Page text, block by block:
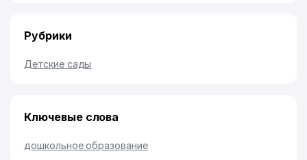
Рубрики
Детские сады
Ключевые слова
дошкольное образование